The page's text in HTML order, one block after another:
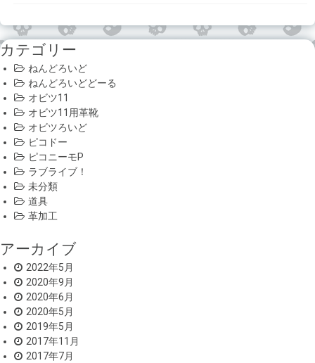
カテゴリー
ねんどろいど
ねんどろいどどーる
オビツ11
オビツ11用革靴
オビツろいど
ピコドー
ピコニーモP
ラブライブ！
未分類
道具
革加工
アーカイブ
2022年5月
2020年9月
2020年6月
2020年5月
2019年5月
2017年11月
2017年7月